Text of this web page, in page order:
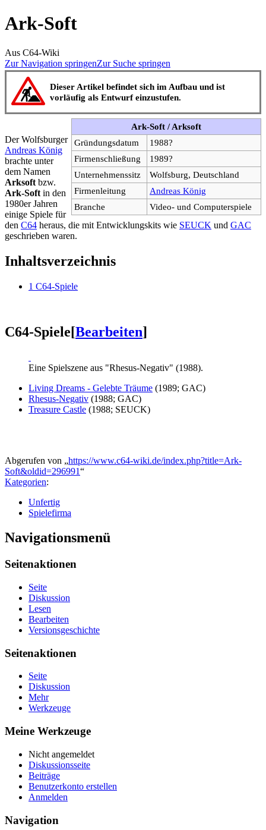
Ark-Soft
Aus C64-Wiki
Zur Navigation springenZur Suche springen
Dieser Artikel befindet sich im Aufbau und ist
vorläufig als Entwurf einzustufen.
Ark-Soft / Arksoft
Gründungsdatum
1988?
Firmenschließung
1989?
Unternehmenssitz
Wolfsburg, Deutschland
Firmenleitung
Andreas König
Branche
Video- und Computerspiele
Der Wolfsburger
Andreas König
brachte unter
dem Namen
Arksoft bzw.
Ark-Soft in den
1980er Jahren
einige Spiele für
den C64 heraus, die mit Entwicklungskits wie SEUCK und GAC
geschrieben waren.
Inhaltsverzeichnis
1 C64-Spiele
C64-Spiele[Bearbeiten]
Eine Spielszene aus "Rhesus-Negativ" (1988).
Living Dreams - Gelebte Träume (1989; GAC)
Rhesus-Negativ (1988; GAC)
Treasure Castle (1988; SEUCK)
Abgerufen von „https://www.c64-wiki.de/index.php?title=Ark-
Soft&oldid=296991“
Kategorien:
Unfertig
Spielefirma
Navigationsmenü
Seitenaktionen
Seite
Diskussion
Lesen
Bearbeiten
Versionsgeschichte
Seitenaktionen
Seite
Diskussion
Mehr
Werkzeuge
Meine Werkzeuge
Nicht angemeldet
Diskussionsseite
Beiträge
Benutzerkonto erstellen
Anmelden
Navigation